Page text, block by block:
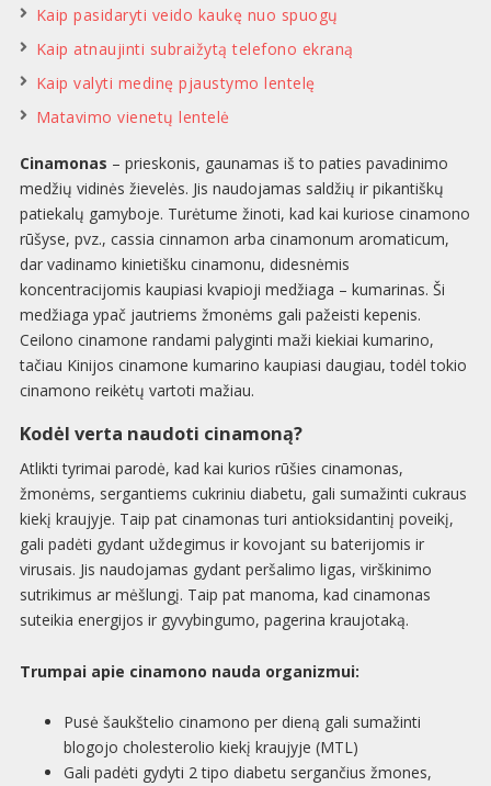
Kaip pasidaryti veido kaukę nuo spuogų
Kaip atnaujinti subraižytą telefono ekraną
Kaip valyti medinę pjaustymo lentelę
Matavimo vienetų lentelė
Cinamonas – prieskonis, gaunamas iš to paties pavadinimo
medžių vidinės žievelės. Jis naudojamas saldžių ir pikantiškų
patiekalų gamyboje. Turėtume žinoti, kad kai kuriose cinamono
rūšyse, pvz., cassia cinnamon arba cinamonum aromaticum,
dar vadinamo kinietišku cinamonu, didesnėmis
koncentracijomis kaupiasi kvapioji medžiaga – kumarinas. Ši
medžiaga ypač jautriems žmonėms gali pažeisti kepenis.
Ceilono cinamone randami palyginti maži kiekiai kumarino,
tačiau Kinijos cinamone kumarino kaupiasi daugiau, todėl tokio
cinamono reikėtų vartoti mažiau.
Kodėl verta naudoti cinamoną?
Atlikti tyrimai parodė, kad kai kurios rūšies cinamonas,
žmonėms, sergantiems cukriniu diabetu, gali sumažinti cukraus
kiekį kraujyje. Taip pat cinamonas turi antioksidantinį poveikį,
gali padėti gydant uždegimus ir kovojant su baterijomis ir
virusais. Jis naudojamas gydant peršalimo ligas, virškinimo
sutrikimus ar mėšlungį. Taip pat manoma, kad cinamonas
suteikia energijos ir gyvybingumo, pagerina kraujotaką.
Trumpai apie cinamono nauda organizmui:
Pusė šaukštelio cinamono per dieną gali sumažinti
blogojo cholesterolio kiekį kraujyje (MTL)
Gali padėti gydyti 2 tipo diabetu sergančius žmones,